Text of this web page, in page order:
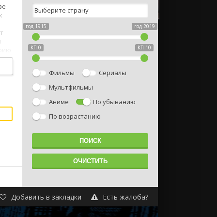
год 1915 год 2019
КП 0 КП 10
Фильмы
Сериалы
Мультфильмы
Аниме
По убыванию
По возрастанию
Добавить в закладки Есть жалоба?